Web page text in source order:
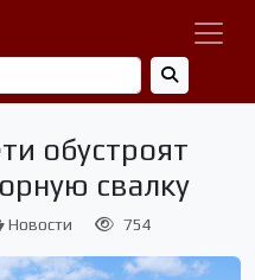
обустроят
свалку
Новости 754